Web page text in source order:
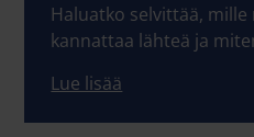
Haluatko selvittää,
kannattaa lähteä ja
Lue lisää